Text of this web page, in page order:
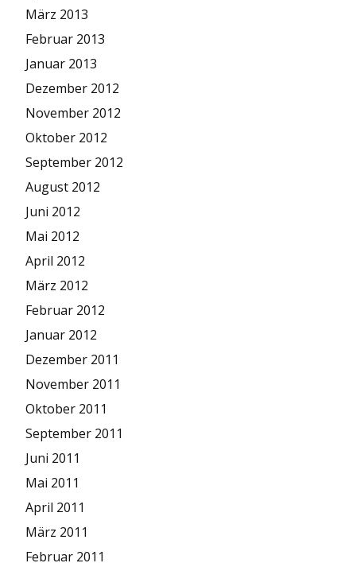
März 2013
Februar 2013
Januar 2013
Dezember 2012
November 2012
Oktober 2012
September 2012
August 2012
Juni 2012
Mai 2012
April 2012
März 2012
Februar 2012
Januar 2012
Dezember 2011
November 2011
Oktober 2011
September 2011
Juni 2011
Mai 2011
April 2011
März 2011
Februar 2011